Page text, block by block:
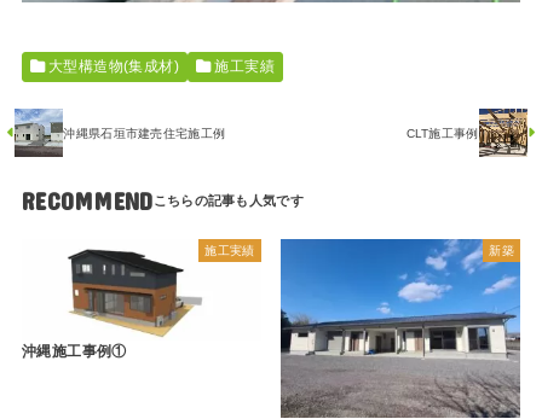
大型構造物(集成材) 施工実績
沖縄県石垣市建売住宅施工例 CLT施工事例
RECOMMEND
施工実績
沖縄施工事例①
新築